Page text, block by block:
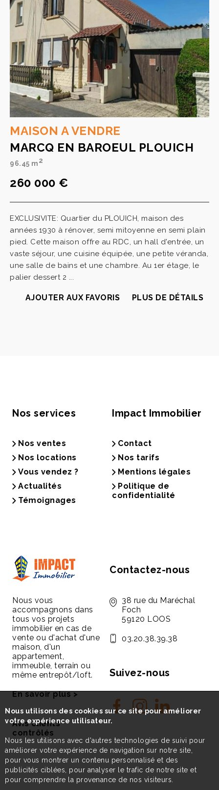
MAISON A VENDRE
MARCQ EN BAROEUL PLOUICH
96.45 m2
260 000 €
EXCLUSIVITE: Quartier du PLOUICH, maison des
années 1930 à rénover, semi mitoyenne en semi plain
pied. Cette maison offre au RDC, un hall d'entrée, un
vaste séjour, une cuisine équipée, une petite véranda,
une salle de bains et une chambre. Au 1er étage, le
palier dessert 2 ...
AJOUTER AUX FAVORIS PLUS DE DÉTAILS
Nos services
Nos ventes
Nos locations
Vous vendez ?
Actualités
Témoignages
Impact Immobilier
Contact
Nos tarifs
Mentions légales
Politique de
confidentialité
Nous vous
accompagnons dans
tous vos projets
immobilier en cas de
vente ou d'achat d'une
maison, d'un
appartement,
immeuble, terrain ou
même entrepôt/loft.
En savoir plus >
Avis clients
contrôlés
Contactez-nous
38 rue du Maréchal
Foch
59120 LOOS
03.20.38.39.38
Suivez-nous
Nous utilisons des cookies sur ce site pour améliorer
votre expérience utilisateur.
Nous les utilisons avec d'autres technologies de suivi pour
améliorer votre expérience de navigation sur notre site,
pour vous montrer un contenu personnalisé et des
publicités ciblées, pour analyser le trafic de notre site et
pour comprendre la provenance de nos visiteurs.